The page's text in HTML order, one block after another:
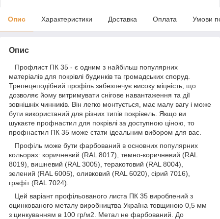
Опис Характеристики Доставка Оплата Умови
Опис
Профлист ПК 35 - є одним з найбільш популярних
матеріалів для покрівлі будинків та громадських споруд.
Трепецеподібний профіль забезпечує високу міцність, що
дозволяє йому витримувати снігове навантаження та дії
зовнішніх чинників. Він легко монтується, має малу вагу і може
бути використаний для різних типів покрівель. Якщо ви
шукаєте профнастил для покрівлі за доступною ціною, то
профнастил ПК 35 може стати ідеальним вибором для вас.
Профіль може бути фарбований в основних популярних
кольорах: коричневий (RAL 8017), темно-коричневий (RAL
8019), вишневий (RAL 3005), теракотовий (RAL 8004),
зелений (RAL 6005), оливковий (RAL 6020), сірий 7016),
графіт (RAL 7024).
Цей варіант профільованого листа ПК 35 вироблений з
оцинкованого металу виробництва Україна товщиною 0,5 мм
з цинкуванням в 100 гр/м2. Метал не фарбований. До